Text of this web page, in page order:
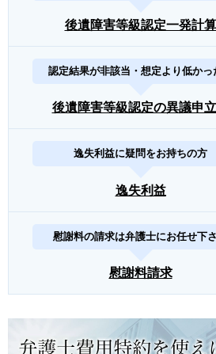
後遺障害等級認定一発計算
認定結果が非該当・想定より低かっ
後遺障害等級認定の異議申
逸失利益に疑問をお持ちの方
逸失利益
慰謝料の請求は弁護士にお任せ下
慰謝料請求